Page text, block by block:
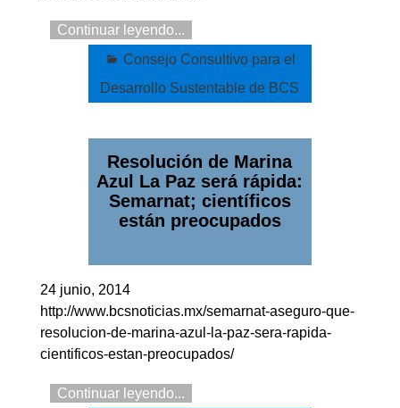
Continuar leyendo...
Consejo Consultivo para el
Desarrollo Sustentable de BCS
Resolución de Marina
Azul La Paz será rápida:
Semarnat; científicos
están preocupados
24 junio, 2014
http://www.bcsnoticias.mx/semarnat-aseguro-que-
resolucion-de-marina-azul-la-paz-sera-rapida-
cientificos-estan-preocupados/
Continuar leyendo...